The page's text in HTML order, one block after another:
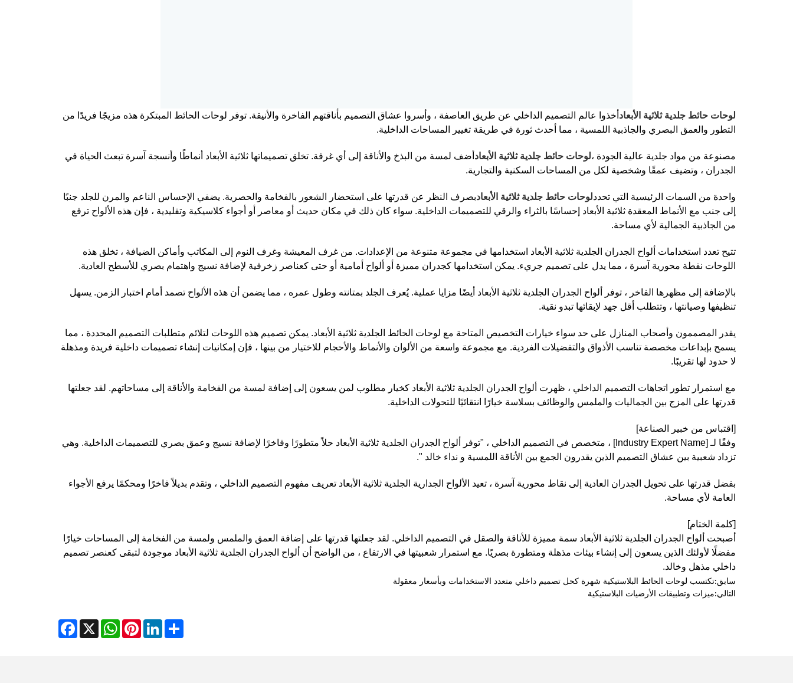
لوحات حائط جلدية ثلاثية الأبعاد أخذوا عالم التصميم الداخلي عن طريق العاصفة ، وأسروا عشاق التصميم بأناقتهم الفاخرة والأنيقة. توفر لوحات الحائط المبتكرة هذه مزيجًا فريدًا من
التطور والعمق البصري والجاذبية اللمسية ، مما أحدث ثورة في طريقة تغيير المساحات الداخلية.
مصنوعة من مواد جلدية عالية الجودة ،لوحات حائط جلدية ثلاثية الأبعاد أضف لمسة من البذخ والأناقة إلى أي غرفة. تخلق تصميماتها ثلاثية الأبعاد أنماطًا وأنسجة آسرة تبعث الحياة في
الجدران ، وتضيف عمقًا وشخصية لكل من المساحات السكنية والتجارية.
واحدة من السمات الرئيسية التي تحددلوحات حائط جلدية ثلاثية الأبعادبصرف النظر عن قدرتها على استحضار الشعور بالفخامة والحصرية. يضفي الإحساس الناعم والمرن للجلد جنبًا
إلى جنب مع الأنماط المعقدة ثلاثية الأبعاد إحساسًا بالثراء والرقي للتصميمات الداخلية. سواء كان ذلك في مكان حديث أو معاصر أو أجواء كلاسيكية وتقليدية ، فإن هذه الألواح ترفع
من الجاذبية الجمالية لأي مساحة.
تتيح تعدد استخدامات ألواح الجدران الجلدية ثلاثية الأبعاد استخدامها في مجموعة متنوعة من الإعدادات. من غرف المعيشة وغرف النوم إلى المكاتب وأماكن الضيافة ، تخلق هذه
اللوحات نقطة محورية آسرة ، مما يدل على تصميم جريء. يمكن استخدامها كجدران مميزة أو ألواح أمامية أو حتى كعناصر زخرفية لإضافة نسيج واهتمام بصري للأسطح العادية.
بالإضافة إلى مظهرها الفاخر ، توفر ألواح الجدران الجلدية ثلاثية الأبعاد أيضًا مزايا عملية. يُعرف الجلد بمتانته وطول عمره ، مما يضمن أن هذه الألواح تصمد أمام اختبار الزمن. يسهل
تنظيفها وصيانتها ، وتتطلب أقل جهد لإبقائها تبدو نقية.
يقدر المصممون وأصحاب المنازل على حد سواء خيارات التخصيص المتاحة مع لوحات الحائط الجلدية ثلاثية الأبعاد. يمكن تصميم هذه اللوحات لتلائم متطلبات التصميم المحددة ، مما
يسمح بإبداعات مخصصة تناسب الأذواق والتفضيلات الفردية. مع مجموعة واسعة من الألوان والأنماط والأحجام للاختيار من بينها ، فإن إمكانيات إنشاء تصميمات داخلية فريدة ومذهلة
لا حدود لها تقريبًا.
مع استمرار تطور اتجاهات التصميم الداخلي ، ظهرت ألواح الجدران الجلدية ثلاثية الأبعاد كخيار مطلوب لمن يسعون إلى إضافة لمسة من الفخامة والأناقة إلى مساحاتهم. لقد جعلتها
قدرتها على المزج بين الجماليات والملمس والوظائف بسلاسة خيارًا انتقائيًا للتحولات الداخلية.
[اقتباس من خبير الصناعة]
وفقًا لـ [Industry Expert Name] ، متخصص في التصميم الداخلي ، "توفر ألواح الجدران الجلدية ثلاثية الأبعاد حلاً متطورًا وفاخرًا لإضافة نسيج وعمق بصري للتصميمات الداخلية. وهي
تزداد شعبية بين عشاق التصميم الذين يقدرون الجمع بين الأناقة اللمسية و نداء خالد ".
بفضل قدرتها على تحويل الجدران العادية إلى نقاط محورية آسرة ، تعيد الألواح الجدارية الجلدية ثلاثية الأبعاد تعريف مفهوم التصميم الداخلي ، وتقدم بديلاً فاخرًا ومحكمًا يرفع الأجواء
العامة لأي مساحة.
[كلمة الختام]
أصبحت ألواح الجدران الجلدية ثلاثية الأبعاد سمة مميزة للأناقة والصقل في التصميم الداخلي. لقد جعلتها قدرتها على إضافة العمق والملمس ولمسة من الفخامة إلى المساحات خيارًا
مفضلًا لأولئك الذين يسعون إلى إنشاء بيئات مذهلة ومتطورة بصريًا. مع استمرار شعبيتها في الارتفاع ، من الواضح أن ألواح الجدران الجلدية ثلاثية الأبعاد موجودة لتبقى كعنصر تصميم
داخلي مذهل وخالد.
سابق:تكتسب لوحات الحائط البلاستيكية شهرة كحل تصميم داخلي متعدد الاستخدامات وبأسعار معقولة
التالي:ميزات وتطبيقات الأرضيات البلاستيكية
Facebook X
WhatsAppPinterestLinkedInShare